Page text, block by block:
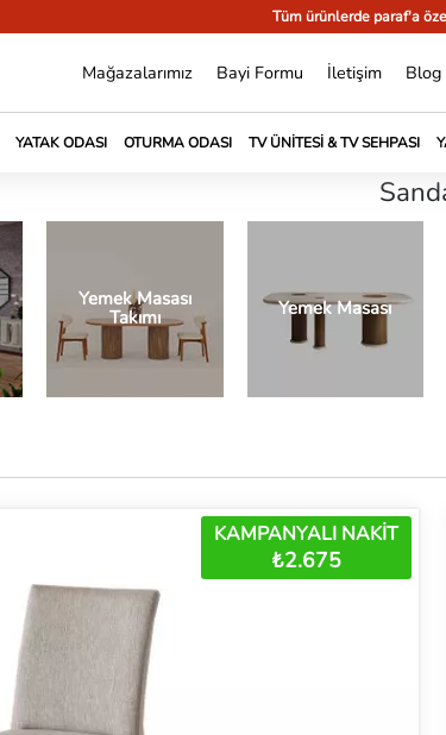
Tüm ürünlerde paraf'a
Mağazalarımız Bayi Formu İletişim Blog
YATAK ODASI OTURMA ODASI TV ÜNITESI & TV SEHPASI
Yemek Masası
Takımı
Yemek Masası
KAMPANYALI NAKİT
₺2.675